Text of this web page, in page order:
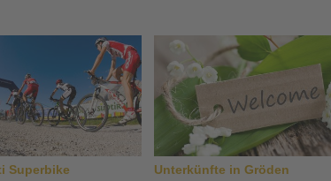
Superbike
Unterkünfte in Gröden